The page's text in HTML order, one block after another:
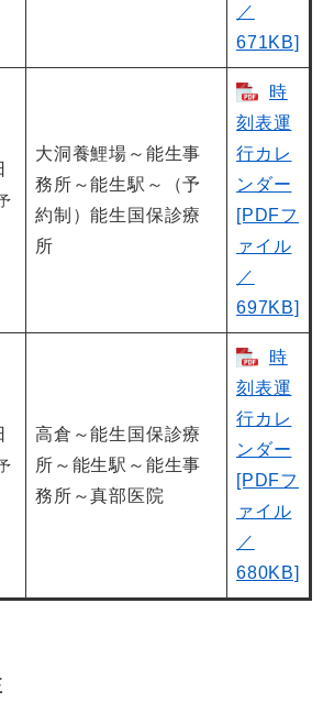
／
671KB]
大洞養鯉場～能生事
務所～能生駅～（予
約制）能生国保診療
所
時
刻表運
行カレ
ンダー
[PDFフ
ァイル
／
697KB]
高倉～能生国保診療
所～能生駅～能生事
務所～真部医院
時
刻表運
行カレ
ンダー
[PDFフ
ァイル
／
680KB]